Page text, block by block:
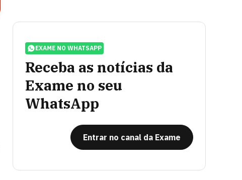
EXAME NO WHATSAPP
Receba as notícias da
Exame no seu
WhatsApp
Entrar no canal da Exame